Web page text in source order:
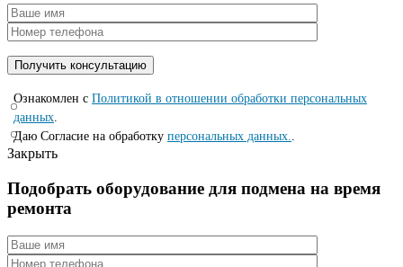
Ознакомлен с Политикой в отношении обработки персональных
данных.
Даю Согласие на обработку персональных данных..
Закрыть
Подобрать оборудование для подмена на время
ремонта